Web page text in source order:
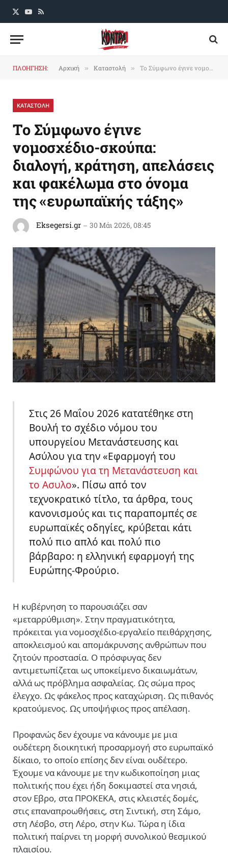
X
YouTube
RSS
ΠΛΟΗΓΗΣΗ: Αρχική » Καταστολή » Το Σύμφωνο έγινε νομοσχέδιο-σκούπα: διαλογή, κράτηση, απελάσεις και φακέλωμα στο όνομα της «ευρωπαϊκής τάξης»
ΚΑΤΑΣΤΟΛΗ
Το Σύμφωνο έγινε
νομοσχέδιο-σκούπα:
διαλογή, κράτηση, απελάσεις
και φακέλωμα στο όνομα
της «ευρωπαϊκής τάξης»
Eksegersi.gr 30 Μάι 2026, 08:45
Στις 26 Μαΐου 2026 κατατέθηκε στη
Βουλή το σχέδιο νόμου του
υπουργείου Μετανάστευσης και
Ασύλου για την «Εφαρμογή του
Συμφώνου για τη Μετανάστευση και
το Ασυλο». Πίσω από τον
τεχνοκρατικό τίτλο, τα άρθρα, τους
κανονισμούς και τις παραπομπές σε
ευρωπαϊκές οδηγίες, κρύβεται κάτι
πολύ πιο απλό και πολύ πιο
βάρβαρο: η ελληνική εφαρμογή της
Ευρώπης-Φρούριο.
Η κυβέρνηση το παρουσιάζει σαν
«μεταρρύθμιση». Στην πραγματικότητα,
πρόκειται για νομοσχέδιο-εργαλείο πειθάρχησης,
αποκλεισμού και απομάκρυνσης ανθρώπων που
ζητούν προστασία. Ο πρόσφυγας δεν
αντιμετωπίζεται ως υποκείμενο δικαιωμάτων,
αλλά ως πρόβλημα ασφαλείας. Ως σώμα προς
έλεγχο. Ως φάκελος προς καταχώριση. Ως πιθανός
κρατούμενος. Ως υποψήφιος προς απέλαση.
Προφανώς δεν έχουμε να κάνουμε με μια
ουδέτερη διοικητική προσαρμογή στο ευρωπαϊκό
δίκαιο, το οποίο επίσης δεν είναι ουδέτερο.
Έχουμε να κάνουμε με την κωδικοποίηση μιας
πολιτικής που έχει ήδη δοκιμαστεί στα νησιά,
στον Εβρο, στα ΠΡΟΚΕΚΑ, στις κλειστές δομές,
στις επαναπροωθήσεις, στη Σιντική, στη Σάμο,
στη Λέσβο, στη Λέρο, στην Κω. Τώρα η ίδια
πολιτική παίρνει τη μορφή συνολικού θεσμικού
πλαισίου.